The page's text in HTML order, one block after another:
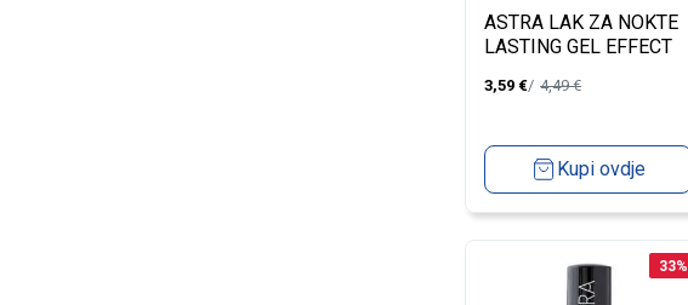
ASTRA LAK ZA NOKTE
LASTING GEL EFFECT
3,59 € 4,49€
Kupi ovdje
33%